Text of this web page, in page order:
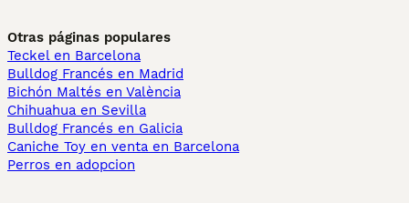
Otras páginas populares
Teckel en Barcelona
Bulldog Francés en Madrid
Bichón Maltés en València
Chihuahua en Sevilla
Bulldog Francés en Galicia
Caniche Toy en venta en Barcelona
Perros en adopcion